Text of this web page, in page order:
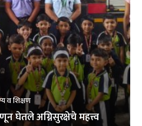
व शिक्षण
घेतले अग्निसुरक्षेचे महत्त्व